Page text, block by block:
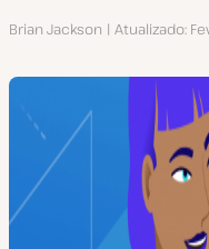
Autor
Brian Jackson Atualizado